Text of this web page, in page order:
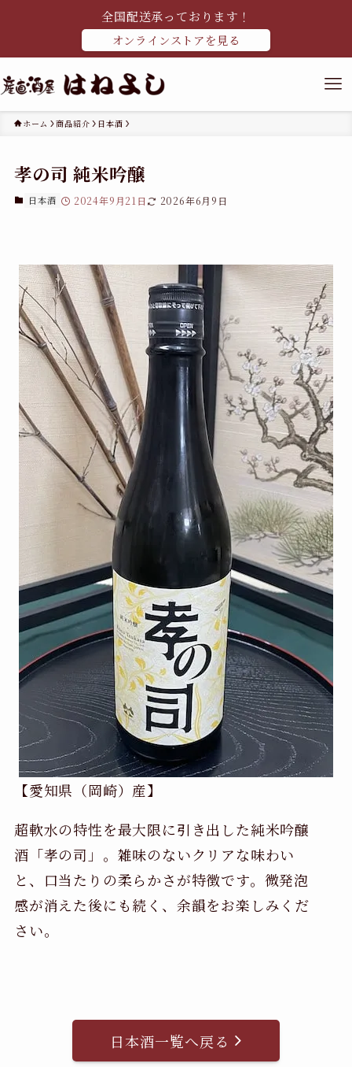
全国配送承っております！
オンラインストアを見る
ホーム 商品紹介 日本酒
孝の司 純米吟醸
日本酒 2024年9月21日 2026年6月9日
【愛知県（岡崎）産】
超軟水の特性を最大限に引き出した純米吟醸
酒「孝の司」。雑味のないクリアな味わい
と、口当たりの柔らかさが特徴です。微発泡
感が消えた後にも続く、余韻をお楽しみくだ
さい。
日本酒一覧へ戻る